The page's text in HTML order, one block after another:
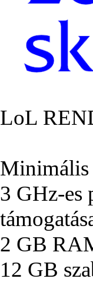
LoL
Minimális
3 GHz-es
2 GB
12 GB